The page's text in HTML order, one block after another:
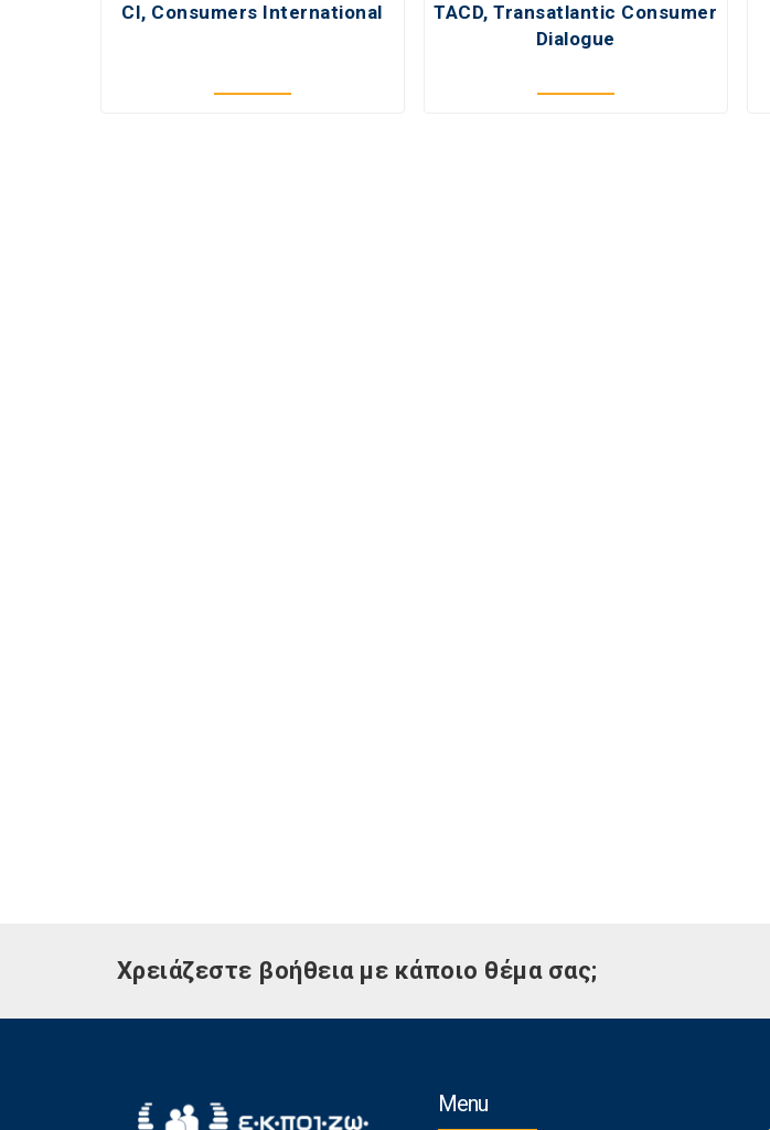
CI, Consumers International
TACD, Transatlantic Consumer
Dialogue
Χρειάζεστε βοήθεια με κάποιο θέμα σας;
Menu